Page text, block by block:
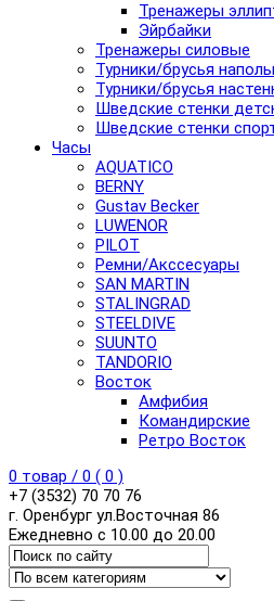
Тренажеры
Эйрбайки
Тренажеры силовые
Турники/брусья
Турники/брусья
Шведские стенки
Шведские стенки
Часы
AQUATICO
BERNY
Gustav Becker
LUWENOR
PILOT
Pемни/Акссесуары
SAN MARTIN
STALINGRAD
STEELDIVE
SUUNTO
TANDORIO
Восток
Амфибия
Командирские
Ретро Восток
0 товар / 0 ( 0 )
+7 (3532) 70 70 76
г. Оренбург ул.Восточная 86
Ежедневно с 10.00 до 20.00